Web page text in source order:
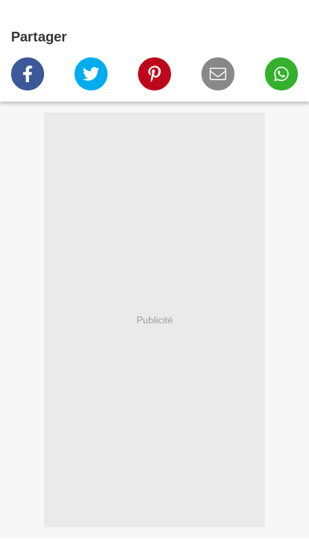
Partager
Publicité